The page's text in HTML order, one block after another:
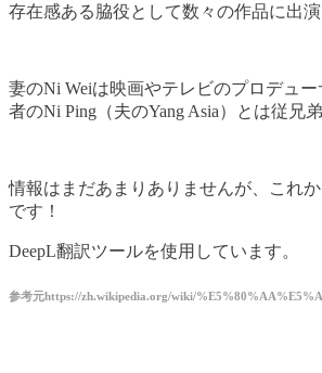
存在感ある脇役として数々の作品に出演
妻のNi Weiは映画やテレビのプロデュ
者のNi Ping（夫のYang Asia）とは従兄
情報はまだあまりありませんが、これ
です！
DeepL翻訳ツールを使用しています。
参考元https://zh.wikipedia.org/wiki/